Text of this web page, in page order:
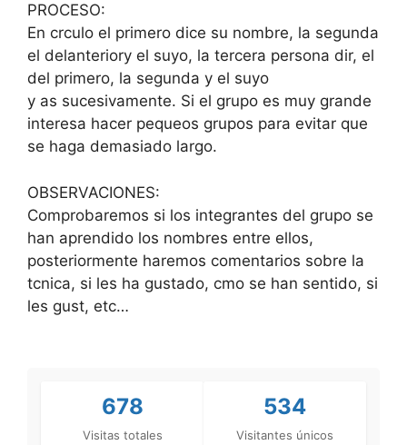
PROCESO:
En crculo el primero dice su nombre, la segunda
el delanteriory el suyo, la tercera persona dir, el
del primero, la segunda y el suyo
y as sucesivamente. Si el grupo es muy grande
interesa hacer pequeos grupos para evitar que
se haga demasiado largo.
OBSERVACIONES:
Comprobaremos si los integrantes del grupo se
han aprendido los nombres entre ellos,
posteriormente haremos comentarios sobre la
tcnica, si les ha gustado, cmo se han sentido, si
les gust, etc…
678
Visitas totales
534
Visitantes únicos